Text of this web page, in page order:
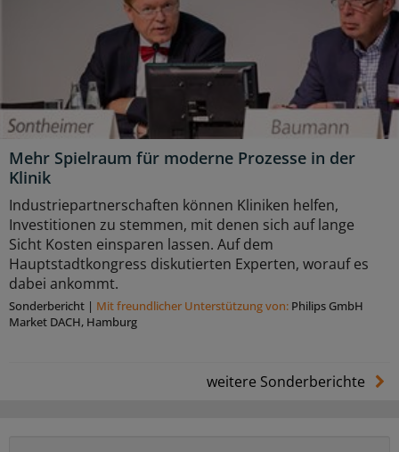
Mehr Spielraum für moderne Prozesse in der
Klinik
Industriepartnerschaften können Kliniken helfen,
Investitionen zu stemmen, mit denen sich auf lange
Sicht Kosten einsparen lassen. Auf dem
Hauptstadtkongress diskutierten Experten, worauf es
dabei ankommt.
Sonderbericht | Mit freundlicher Unterstützung von: Philips GmbH
Market DACH, Hamburg
weitere Sonderberichte